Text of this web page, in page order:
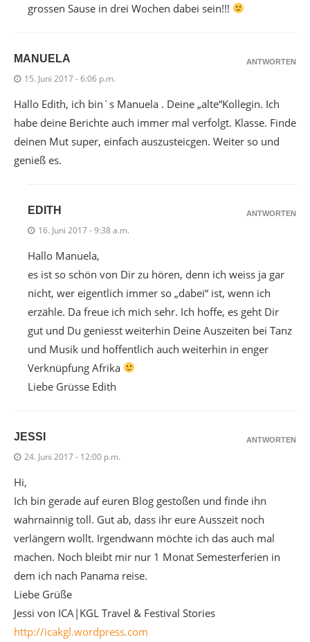
grossen Sause in drei Wochen dabei sein!!!
MANUELA
15. Juni 2017 - 6:06 p.m.
Hallo Edith, ich bin´s Manuela . Deine „alte“Kollegin. Ich
habe deine Berichte auch immer mal verfolgt. Klasse. Finde
deinen Mut super, einfach auszusteicgen. Weiter so und
genieß es.
ANTWORTEN
EDITH
16. Juni 2017 - 9:38 a.m.
Hallo Manuela,
es ist so schön von Dir zu hören, denn ich weiss ja gar
nicht, wer eigentlich immer so „dabei“ ist, wenn ich
erzähle. Da freue ich mich sehr. Ich hoffe, es geht Dir
gut und Du geniesst weiterhin Deine Auszeiten bei Tanz
und Musik und hoffentlich auch weiterhin in enger
Verknüpfung Afrika
Liebe Grüsse Edith
ANTWORTEN
JESSI
24. Juni 2017 - 12:00 p.m.
Hi,
Ich bin gerade auf euren Blog gestoßen und finde ihn
wahrnainnig toll. Gut ab, dass ihr eure Ausszeit noch
verlängern wollt. Irgendwann möchte ich das auch mal
machen. Noch bleibt mir nur 1 Monat Semesterferien in
dem ich nach Panama reise.
Liebe Grüße
Jessi von ICA|KGL Travel & Festival Stories
http://icakgl.wordpress.com
ANTWORTEN